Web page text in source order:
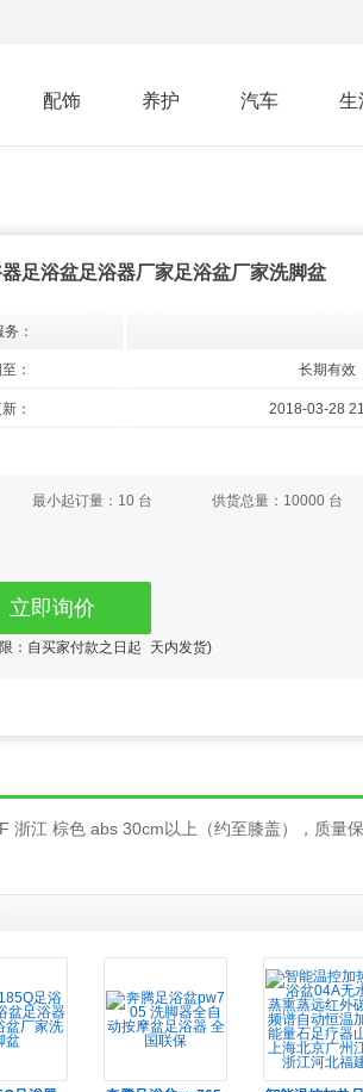
配饰 养护 汽车 生
足浴盆足浴器厂家足浴盆厂家洗脚盆
：
： 长期有效
： 2018-03-28
最小起订量： 10 台 供货总量： 10000 台
立即询价
：自买家付款之日起 天内发货)
江 棕色 abs 30cm以上（约至膝盖），质量